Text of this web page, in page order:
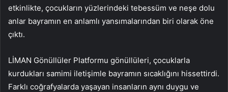
etkinlikte, çocukların yüzlerindeki tebessüm ve neşe dolu
anlar bayramın en anlamlı yansımalarından biri olarak öne
çıktı.
LİMAN Gönüllüler Platformu gönüllüleri, çocuklarla
kurdukları samimi iletişimle bayramın sıcaklığını hissettirdi.
Farklı coğrafyalarda yaşayan insanların aynı duygu ve